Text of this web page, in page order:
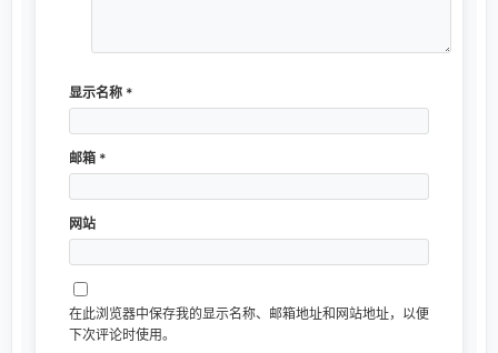
显示名称 *
邮箱 *
网站
在此浏览器中保存我的显示名称、邮箱地址和网站地址，以便
下次评论时使用。